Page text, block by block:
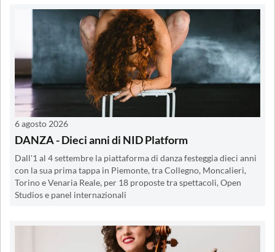
6 agosto 2026
DANZA - Dieci anni di NID Platform
Dall'1 al 4 settembre la piattaforma di danza festeggia dieci anni
con la sua prima tappa in Piemonte, tra Collegno, Moncalieri,
Torino e Venaria Reale, per 18 proposte tra spettacoli, Open
Studios e panel internazionali